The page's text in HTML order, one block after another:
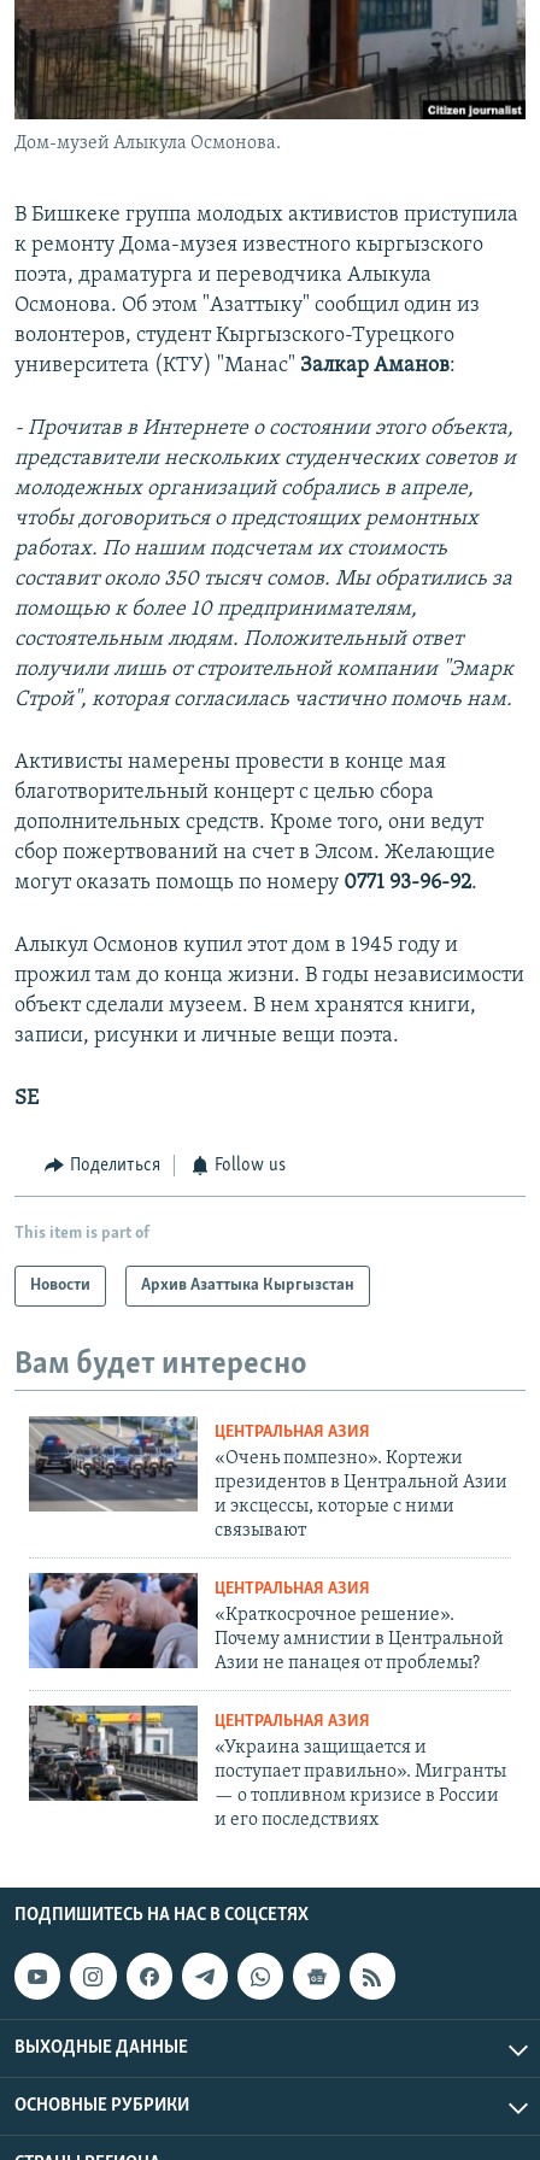
Дом-музей Алыкула Осмонова.
В Бишкеке группа молодых активистов приступила
к ремонту Дома-музея известного кыргызского
поэта, драматурга и переводчика Алыкула
Осмонова. Об этом "Азаттыку" сообщил один из
волонтеров, студент Кыргызского-Турецкого
университета (КТУ) "Манас" Залкар Аманов:
- Прочитав в Интернете о состоянии этого объекта,
представители нескольких студенческих советов и
молодежных организаций собрались в апреле,
чтобы договориться о предстоящих ремонтных
работах. По нашим подсчетам их стоимость
составит около 350 тысяч сомов. Мы обратились за
помощью к более 10 предпринимателям,
состоятельным людям. Положительный ответ
получили лишь от строительной компании "Эмарк
Строй", которая согласилась частично помочь нам.
Активисты намерены провести в конце мая
благотворительный концерт с целью сбора
дополнительных средств. Кроме того, они ведут
сбор пожертвований на счет в Элсом. Желающие
могут оказать помощь по номеру 0771 93-96-92.
Алыкул Осмонов купил этот дом в 1945 году и
прожил там до конца жизни. В годы независимости
объект сделали музеем. В нем хранятся книги,
записи, рисунки и личные вещи поэта.
SE
Поделиться Follow us
This item is part of
Новости Архив Азаттыка Кыргызстан
Вам будет интересно
ЦЕНТРАЛЬНАЯ АЗИЯ
«Очень помпезно». Кортежи
президентов в Центральной Азии
и эксцессы, которые с ними
связывают
ЦЕНТРАЛЬНАЯ АЗИЯ
«Краткосрочное решение».
Почему амнистии в Центральной
Азии не панацея от проблемы?
ЦЕНТРАЛЬНАЯ АЗИЯ
«Украина защищается и
поступает правильно». Мигранты
— о топливном кризисе в России
и его последствиях
ПОДПИШИТЕСЬ НА НАС В СОЦСЕТЯХ
ВЫХОДНЫЕ ДАННЫЕ
ОСНОВНЫЕ РУБРИКИ